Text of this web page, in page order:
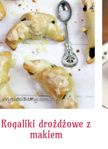
Rogaliki drożdżowe z
makiem